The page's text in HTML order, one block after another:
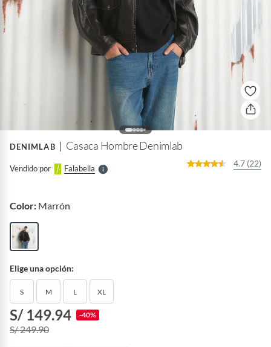
DENIMLAB Casaca Hombre Denimlab
Vendido por FalabellaS
l
e
4.7 (22)
Color: Marrón
Elige una opción:
S M L XL
S/ 149.94 -40%
S/ 249.90